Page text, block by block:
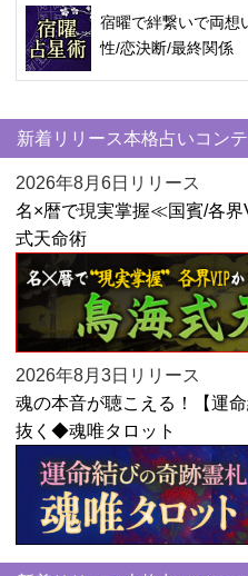
宿曜で絆繋いで両
性/恋決断/最終関係
新着リリース本格占いコン
2026年8月6日リリース
名×暦で現実掌握≪国賓/各
式天命術
2026年8月3日リリース
魂の本音が聴こえる！【運
抜く◆魂唯タロット